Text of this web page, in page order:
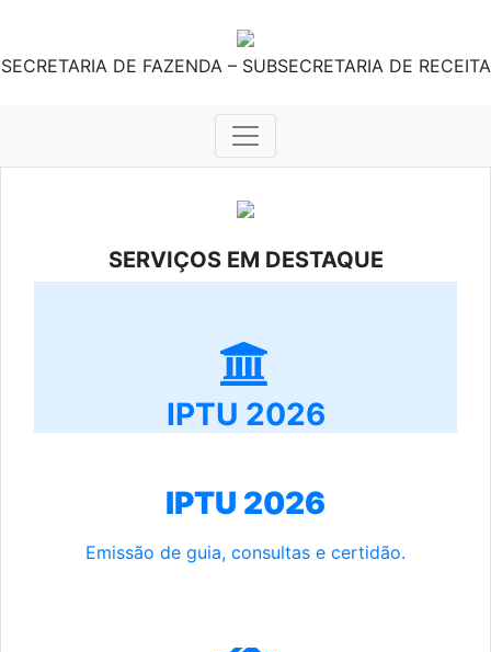
SECRETARIA DE FAZENDA – SUBSECRETARIA DE RECEITA
SERVIÇOS EM DESTAQUE
IPTU 2026
IPTU 2026
Emissão de guia, consultas e certidão.